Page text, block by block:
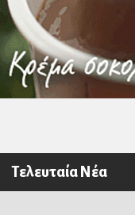
Τελευταία Νέα